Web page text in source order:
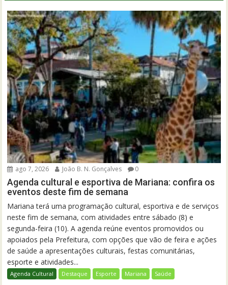
ago 7, 2026 João B. N. Gonçalves 0
Agenda cultural e esportiva de Mariana: confira os
eventos deste fim de semana
Mariana terá uma programação cultural, esportiva e de serviços
neste fim de semana, com atividades entre sábado (8) e
segunda-feira (10). A agenda reúne eventos promovidos ou
apoiados pela Prefeitura, com opções que vão de feira e ações
de saúde a apresentações culturais, festas comunitárias,
esporte e atividades...
Agenda Cultural Destaque Esporte Mariana Saúde